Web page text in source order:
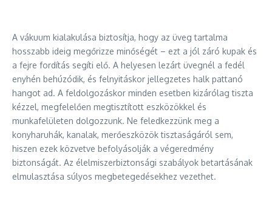
A vákuum kialakulása biztosítja, hogy az üveg tartalma
hosszabb ideig megőrizze minőségét – ezt a jól záró kupak és
a fejre fordítás segíti elő. A helyesen lezárt üvegnél a fedél
enyhén behúzódik, és felnyitáskor jellegzetes halk pattanó
hangot ad. A feldolgozáskor minden esetben kizárólag tiszta
kézzel, megfelelően megtisztított eszközökkel és
munkafelületen dolgozzunk. Ne feledkezzünk meg a
konyharuhák, kanalak, merőeszközök tisztaságáról sem,
hiszen ezek közvetve befolyásolják a végeredmény
biztonságát. Az élelmiszerbiztonsági szabályok betartásának
elmulasztása súlyos megbetegedésekhez vezethet.